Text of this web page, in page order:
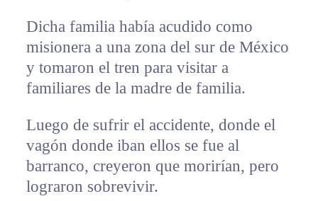
Dicha familia había acudido como
misionera a una zona del sur de México
y tomaron el tren para visitar a
familiares de la madre de familia.
Luego de sufrir el accidente, donde el
vagón donde iban ellos se fue al
barranco, creyeron que morirían, pero
lograron sobrevivir.